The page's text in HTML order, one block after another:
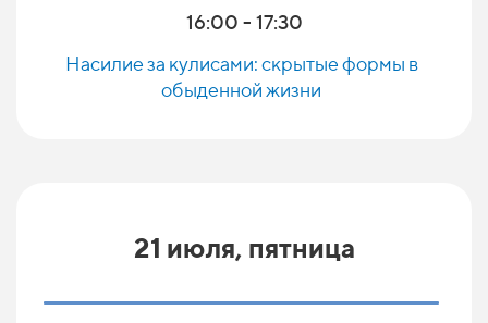
16:00 - 17:30
Насилие за кулисами: скрытые формы в
обыденной жизни
21 июля, пятница